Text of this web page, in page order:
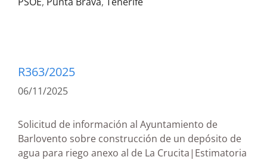
R363/2025
06/11/2025
Solicitud de información al Ayuntamiento de
Barlovento sobre construcción de un depósito de
agua para riego anexo al de La Crucita|Estimatoria